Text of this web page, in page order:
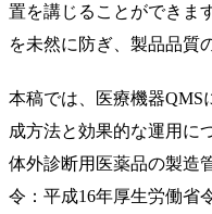
置を講じることができま
を未然に防ぎ、製品品質
本稿では、医療機器QMS
成方法と効果的な運用に
体外診断用医薬品の製造
令：平成16年厚生労働省